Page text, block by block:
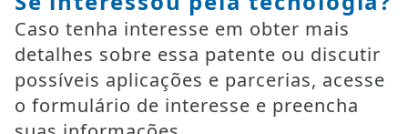
Caso tenha interesse em obter mais
detalhes sobre essa patente ou discutir
possíveis aplicações e parcerias, acesse
o formulário de interesse e preencha